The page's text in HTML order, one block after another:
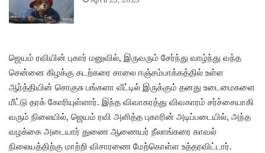
ஜெயம் ரவியின் புகார் மனுவில், இருவரும் சேர்ந்து வாழ்ந்து வந்த
சென்னை கிழக்கு கடற்கரை சாலை ஈஞ்சம்பாக்கத்தில் உள்ள
ஆர்த்தியின் சொகுசு பங்களா வீட்டில் இருக்கும் தனது உடைமைகளை
மீட்டு தரக் கோரியுள்ளார். இந்த விவாகரத்து விவகாரம் சர்ச்சையாகி
வரும் நிலையில், ஜெயம் ரவி அளித்த புகாரின் அடிப்படையில், அந்த
வழக்கை அடையார் துணை ஆணையர் நீலாங்கரை காவல்
நிலையத்திற்கு மாற்றி விசாரணை மேற்கொள்ள உத்தரவிட்டார்.